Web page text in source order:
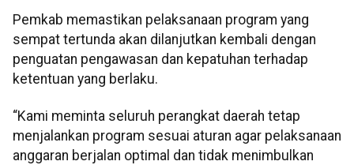
Pemkab memastikan pelaksanaan program yang
sempat tertunda akan dilanjutkan kembali dengan
penguatan pengawasan dan kepatuhan terhadap
ketentuan yang berlaku.
“Kami meminta seluruh perangkat daerah tetap
menjalankan program sesuai aturan agar pelaksanaan
anggaran berjalan optimal dan tidak menimbulkan